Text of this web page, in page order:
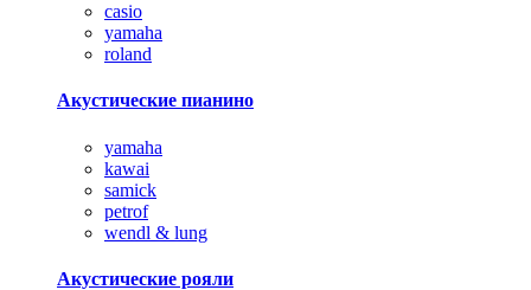
casio
yamaha
roland
Акустические пианино
yamaha
kawai
samick
petrof
wendl & lung
Акустические рояли